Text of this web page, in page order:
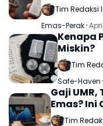
Tim Redaksi
Emas-Perak
Kenapa
Miskin?
Tim
Safe-Haven
Gaji
Emas? Ini
Tim